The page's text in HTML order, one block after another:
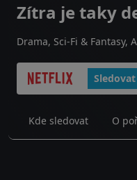
Zítra je taky
Drama, Sci-Fi & Fantasy,
Kde sledovat O